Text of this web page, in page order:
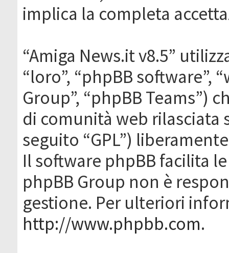
implica la completa
“Amiga News.it v8.5”
“loro”, “phpBB software”,
Group”, “phpBB Teams”)
di comunità web rilasciata
seguito “GPL”)
Il software phpBB facilita
phpBB Group non è
gestione. Per ulteriori
http://www.phpbb.com.